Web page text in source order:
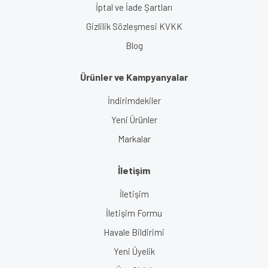
İptal ve İade Şartları
Gizlilik Sözleşmesi KVKK
Blog
Ürünler ve Kampyanyalar
İndirimdekiler
Yeni Ürünler
Markalar
İletişim
İletişim
İletişim Formu
Havale Bildirimi
Yeni Üyelik